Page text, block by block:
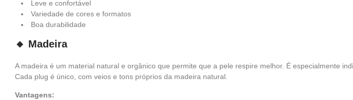
Leve e confortável
Variedade de cores e formatos
Boa durabilidade
🔸 Madeira
A madeira é um material natural e orgânico que permite que a pele respire melhor. É especialmente
Cada plug é único, com veios e tons próprios da madeira natural.
Vantagens: